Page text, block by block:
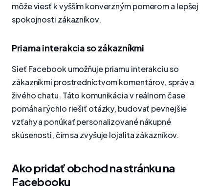
môže viesť k vyšším konverzným pomerom a lepšej
spokojnosti zákazníkov.
Priama interakcia so zákazníkmi
Sieť Facebook umožňuje priamu interakciu so
zákazníkmi prostredníctvom komentárov, správ a
živého chatu. Táto komunikácia v reálnom čase
pomáha rýchlo riešiť otázky, budovať pevnejšie
vzťahy a ponúkať personalizované nákupné
skúsenosti, čím sa zvyšuje lojalita zákazníkov.
Ako pridať obchod na stránku na
Facebooku